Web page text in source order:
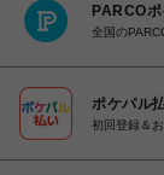
PARCOポ
全国の
ポケパル
初回登録＆